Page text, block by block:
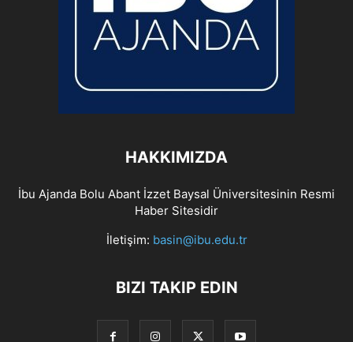
HAKKIMIZDA
İbu Ajanda Bolu Abant İzzet Baysal Üniversitesinin Resmi
Haber Sitesidir
İletişim: basin@ibu.edu.tr
BIZI TAKIP EDIN